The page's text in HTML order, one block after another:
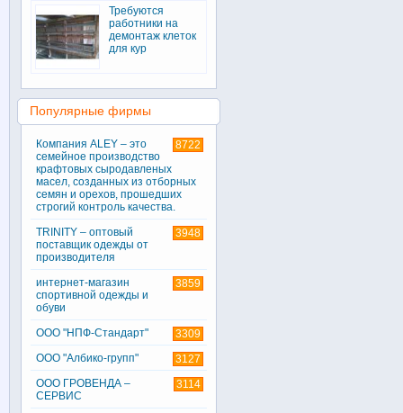
Требуются
работники на
демонтаж клеток
для кур
Популярные фирмы
8722
Компания ALEY – это
семейное производство
крафтовых сыродавленых
масел, созданных из отборных
семян и орехов, прошедших
строгий контроль качества.
3948
TRINITY – оптовый
поставщик одежды от
производителя
3859
интернет-магазин
спортивной одежды и
обуви
3309
ООО "НПФ-Стандарт"
3127
ООО "Албико-групп"
3114
ООО ГРОВЕНДА –
СЕРВИС